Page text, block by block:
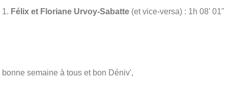
1. Félix et Floriane Urvoy-Sabatte (et vice-versa) : 1h 08' 01"
bonne semaine à tous et bon Déniv',